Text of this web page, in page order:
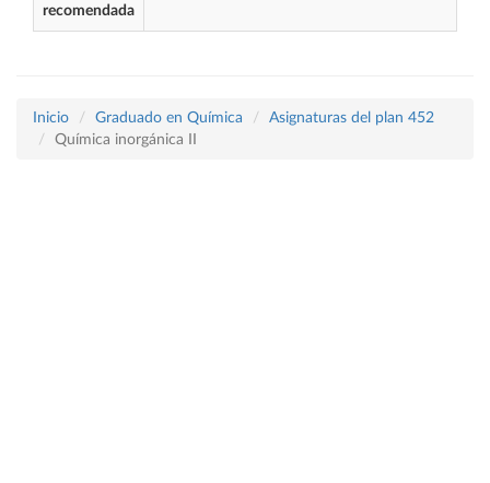
recomendada
Inicio Graduado en Química
Asignaturas del plan 452
Química inorgánica II